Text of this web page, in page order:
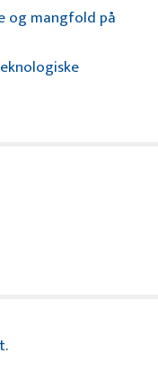
og mangfold på
.